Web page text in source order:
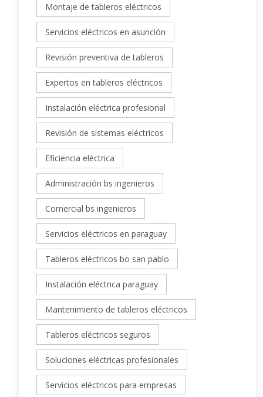
Montaje de tableros eléctricos
Servicios eléctricos en asunción
Revisión preventiva de tableros
Expertos en tableros eléctricos
Instalación eléctrica profesional
Revisión de sistemas eléctricos
Eficiencia eléctrica
Administración bs ingenieros
Comercial bs ingenieros
Servicios eléctricos en paraguay
Tableros eléctricos bo san pablo
Instalación eléctrica paraguay
Mantenimiento de tableros eléctricos
Tableros eléctricos seguros
Soluciones eléctricas profesionales
Servicios eléctricos para empresas